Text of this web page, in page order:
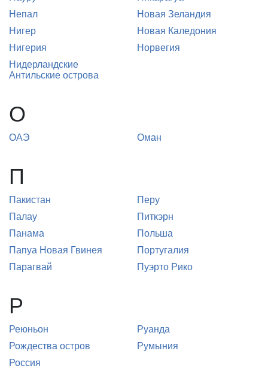
Непал
Нигер
Нигерия
Нидерландские
Антильские острова
Новая Зеландия
Новая Каледония
Норвегия
О
ОАЭ Оман
П
Пакистан
Палау
Панама
Папуа Новая Гвинея
Парагвай
Перу
Питкэрн
Польша
Португалия
Пуэрто Рико
Р
Реюньон
Рождества остров
Россия
Руанда
Румыния